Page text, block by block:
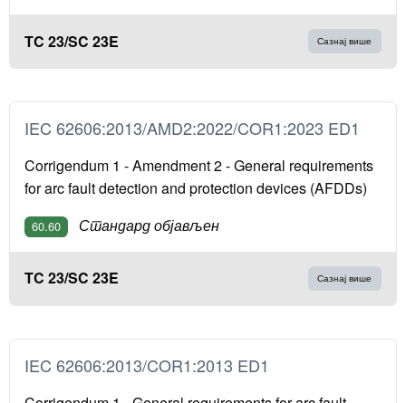
TC 23/SC 23E Сазнај више
IEC 62606:2013/AMD2:2022/COR1:2023 ED1
Corrigendum 1 - Amendment 2 - General requirements
for arc fault detection and protection devices (AFDDs)
60.60 Стандард објављен
TC 23/SC 23E Сазнај више
IEC 62606:2013/COR1:2013 ED1